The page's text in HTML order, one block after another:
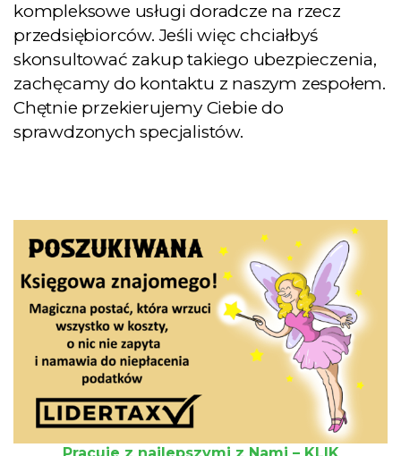
kompleksowe usługi doradcze na rzecz
przedsiębiorców. Jeśli więc chciałbyś
skonsultować zakup takiego ubezpieczenia,
zachęcamy do kontaktu z naszym zespołem.
Chętnie przekierujemy Ciebie do
sprawdzonych specjalistów.